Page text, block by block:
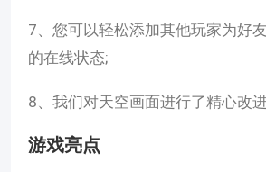
7、您可以轻松添加其他玩家为好
的在线状态;
8、我们对天空画面进行了精心改进
游戏亮点